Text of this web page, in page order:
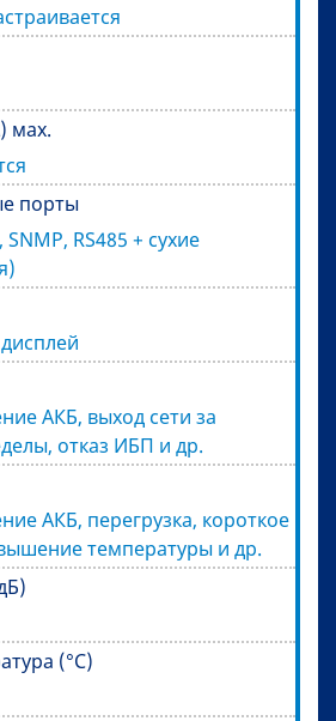
мах.
порты
SNMP, RS485 + сухие
АКБ, выход сети за
отказ ИБП и др.
АКБ, перегрузка, короткое
температуры и др.
(°C)